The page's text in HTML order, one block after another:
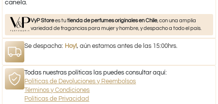
canela.
VyP Storees tutienda de perfumes originales en Chile, con una amplia
variedad de fragancias para mujer y hombre, y despacho a todo el país.
Se despacha: Hoy!, aún estamos antes de las 15:00hrs.
Todas nuestras políticas las puedes consultar aquí:
Políticas de Devoluciones y Reembolsos
Términos y Condiciones
Políticas de Privacidad